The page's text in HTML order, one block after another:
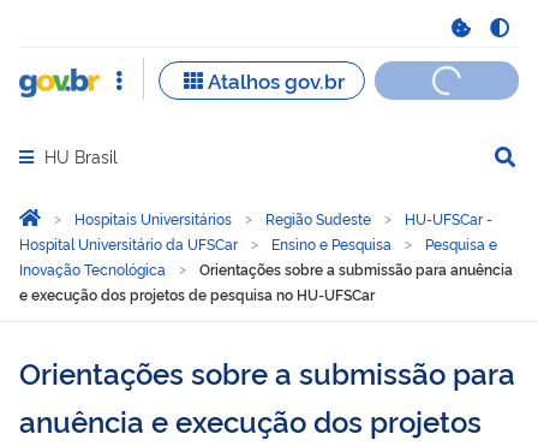
Abrir menu principal de navegação
HU Brasil
Você está aqui:
Página Inicial
Hospitais Universitários Região Sudeste
HU-UFSCar -
Hospital Universitário da UFSCar
Ensino e Pesquisa
Pesquisa e
Inovação Tecnológica
Orientações sobre a submissão para anuência
e execução dos projetos de pesquisa no HU-UFSCar
Orientações sobre a submissão para
anuência e execução dos projetos